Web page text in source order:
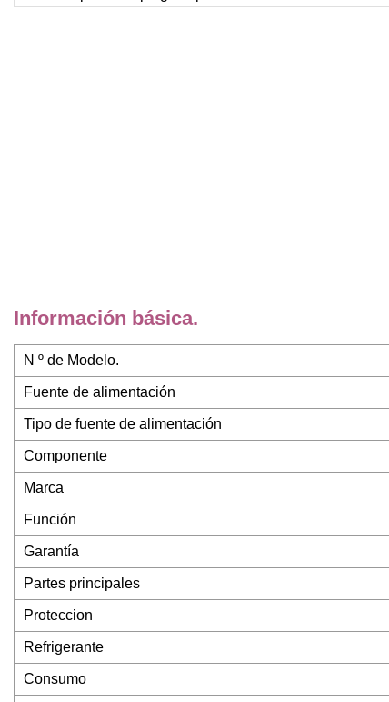
Información básica.
N º de Modelo.
Fuente de alimentación
Tipo de fuente de alimentación
Componente
Marca
Función
Garantía
Partes principales
Proteccion
Refrigerante
Consumo